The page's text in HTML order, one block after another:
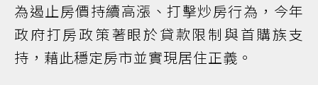
為遏止房價持續高漲、打擊炒房行為，今年
政府打房政策著眼於貸款限制與首購族支
持，藉此穩定房市並實現居住正義。